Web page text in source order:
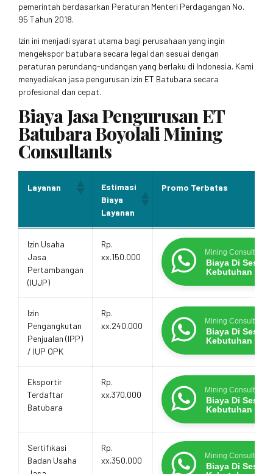
pemerintah berdasarkan Peraturan Menteri Perdagangan No.
95 Tahun 2018.
Izin ini menjadi syarat utama bagi perusahaan yang ingin
mengekspor batubara secara legal dan sesuai dengan
peraturan perundang-undangan yang berlaku di Indonesia. Kami
menyediakan jasa pengurusan izin ET Batubara secara
profesional dan cepat.
Biaya Jasa Pengurusan ET
Batubara Boyolali Mining
Consultants
Layanan
Estimasi
Biaya
Layanan
Promo Terbatas
Biaya
Layanan
Promo Terbatas
Izin Usaha
Jasa
Pertambangan
(IUJP)
Rp.
xx.150.000
Mining Consultants
Biaya Di
Kebutuhan
Izin
Pengangkutan
Penjualan (IPP)
/ IUP OPK
Rp.
xx.240.000
Mining Consultants
Biaya Di
Kebutuhan
Eksportir
Terdaftar
Batubara
Rp.
xx.370.000
Mining Consultants
Biaya Di
Kebutuhan
Sertifikasi
Badan Usaha
Rp.
xx.350.000
Mining Consultants
Biaya Di